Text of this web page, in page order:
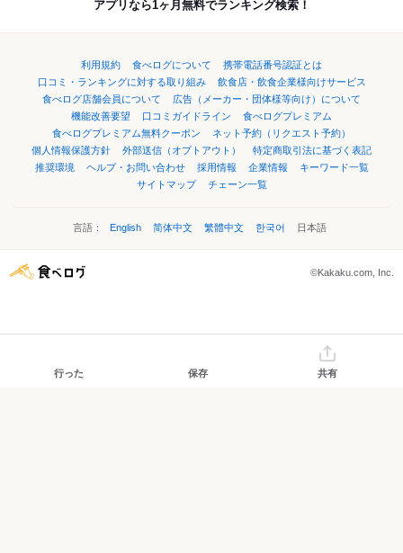
アプリなら1ヶ月無料でランキング検索！
利用規約 食べログについて
携帯電話番号認証とは
口コミ・ランキングに対する取り組み
飲食店・飲食企業様向けサービス
食べログ店舗会員について
広告（メーカー・団体様等向け）について
機能改善要望
口コミガイドライン
食べログプレミアム
食べログプレミアム無料クーポン
ネット予約（リクエスト予約）
個人情報保護方針
外部送信（オプトアウト）
特定商取引法に基づく表記
推奨環境
ヘルプ・お問い合わせ 採用情報 企業情報
キーワード一覧
サイトマップ
チェーン一覧
言語： English 简体中文 繁體中文 한국어 日本語
©Kakaku.com, Inc.
行った 保存 共有